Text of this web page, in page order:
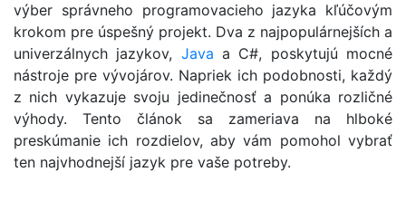
výber správneho programovacieho jazyka kľúčovým
krokom pre úspešný projekt. Dva z najpopulárnejších a
univerzálnych jazykov, Java a C#, poskytujú mocné
nástroje pre vývojárov. Napriek ich podobnosti, každý
z nich vykazuje svoju jedinečnosť a ponúka rozličné
výhody. Tento článok sa zameriava na hlboké
preskúmanie ich rozdielov, aby vám pomohol vybrať
ten najvhodnejší jazyk pre vaše potreby.